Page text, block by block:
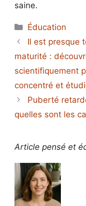
saine.
Catégories
Éducation
Il est presque
maturité :
scientifiquement
concentré et
Puberté
quelles sont les
Article pensé et